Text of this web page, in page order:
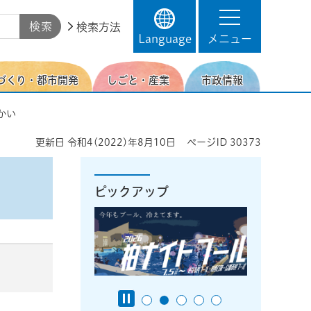
検索方法
Language
メニュー
くり・都市開発 しごと・産業 市政情報
い
更新日 令和4(2022)年8月10日 ページID 30373
ピックアップ